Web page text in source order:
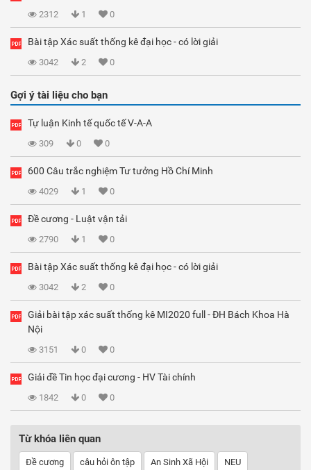
2312 1 0
Bài tập Xác suất thống kê đại học - có lời giải
3042 2 0
Gợi ý tài liệu cho bạn
Tự luận Kinh tế quốc tế V-A-A
309 0 0
600 Câu trắc nghiệm Tư tưởng Hồ Chí Minh
4029 1 0
Đề cương - Luật vận tải
2790 1 0
Bài tập Xác suất thống kê đại học - có lời giải
3042 2 0
Giải bài tập xác suất thống kê MI2020 full - ĐH Bách Khoa Hà
Nội
3151 0 0
Giải đề Tin học đại cương - HV Tài chính
1842 0 0
Từ khóa liên quan
Đề cương câu hỏi ôn tập An Sinh Xã Hội NEU